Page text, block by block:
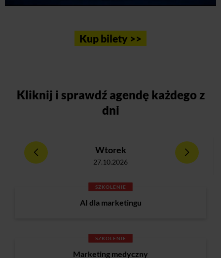
Kup bilety >>
Kliknij i sprawdź agendę każdego z
dni
Wtorek
27.10.2026
SZKOLENIE
AI dla marketingu
SZKOLENIE
Marketing medyczny